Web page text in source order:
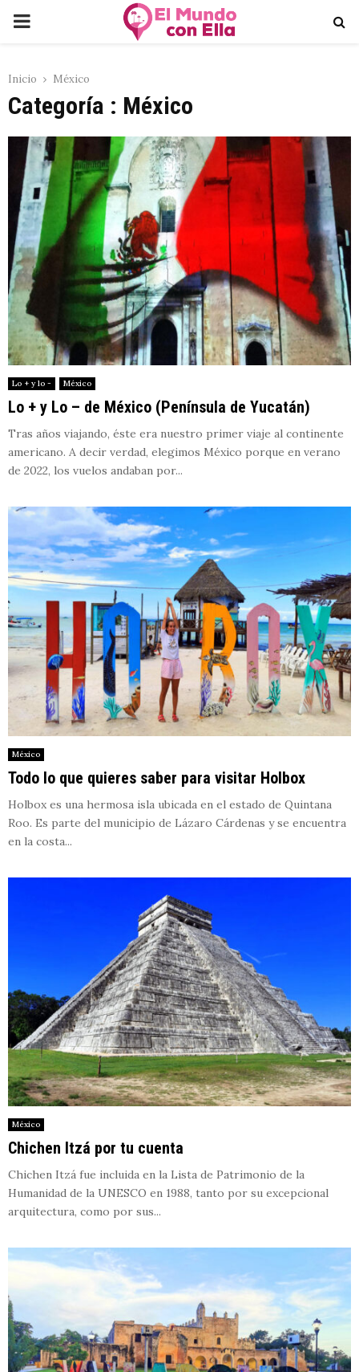
PRIMARY
Inicio México
Categoría : México
Lo + y lo - México
Lo + y Lo – de México (Península de Yucatán)
Tras años viajando, éste era nuestro primer viaje al continente
americano. A decir verdad, elegimos México porque en verano
de 2022, los vuelos andaban por...
México
Todo lo que quieres saber para visitar Holbox
Holbox es una hermosa isla ubicada en el estado de Quintana
Roo. Es parte del municipio de Lázaro Cárdenas y se encuentra
en la costa...
México
Chichen Itzá por tu cuenta
Chichen Itzá fue incluida en la Lista de Patrimonio de la
Humanidad de la UNESCO en 1988, tanto por su excepcional
arquitectura, como por sus...